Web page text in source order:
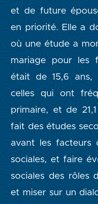
et de future
en priorité. Elle a
où une étude a
mariage pour les
était de 15,6
celles qui ont
primaire, et de
fait des études
avant les facteurs
sociales, et faire
sociales des rôles
et miser sur un